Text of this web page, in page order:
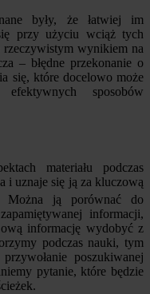
były, że łatwiej im
przy użyciu wciąż tych
rzeczywistym wynikiem na
– błędne przekonanie o
się, które docelowo może
sposobów
materiału podczas
i uznaje się ją za kluczową
Można ją porównać do
informacji,
informację wydobyć z
podczas nauki, tym
poszukiwanej
pytanie, które będzie